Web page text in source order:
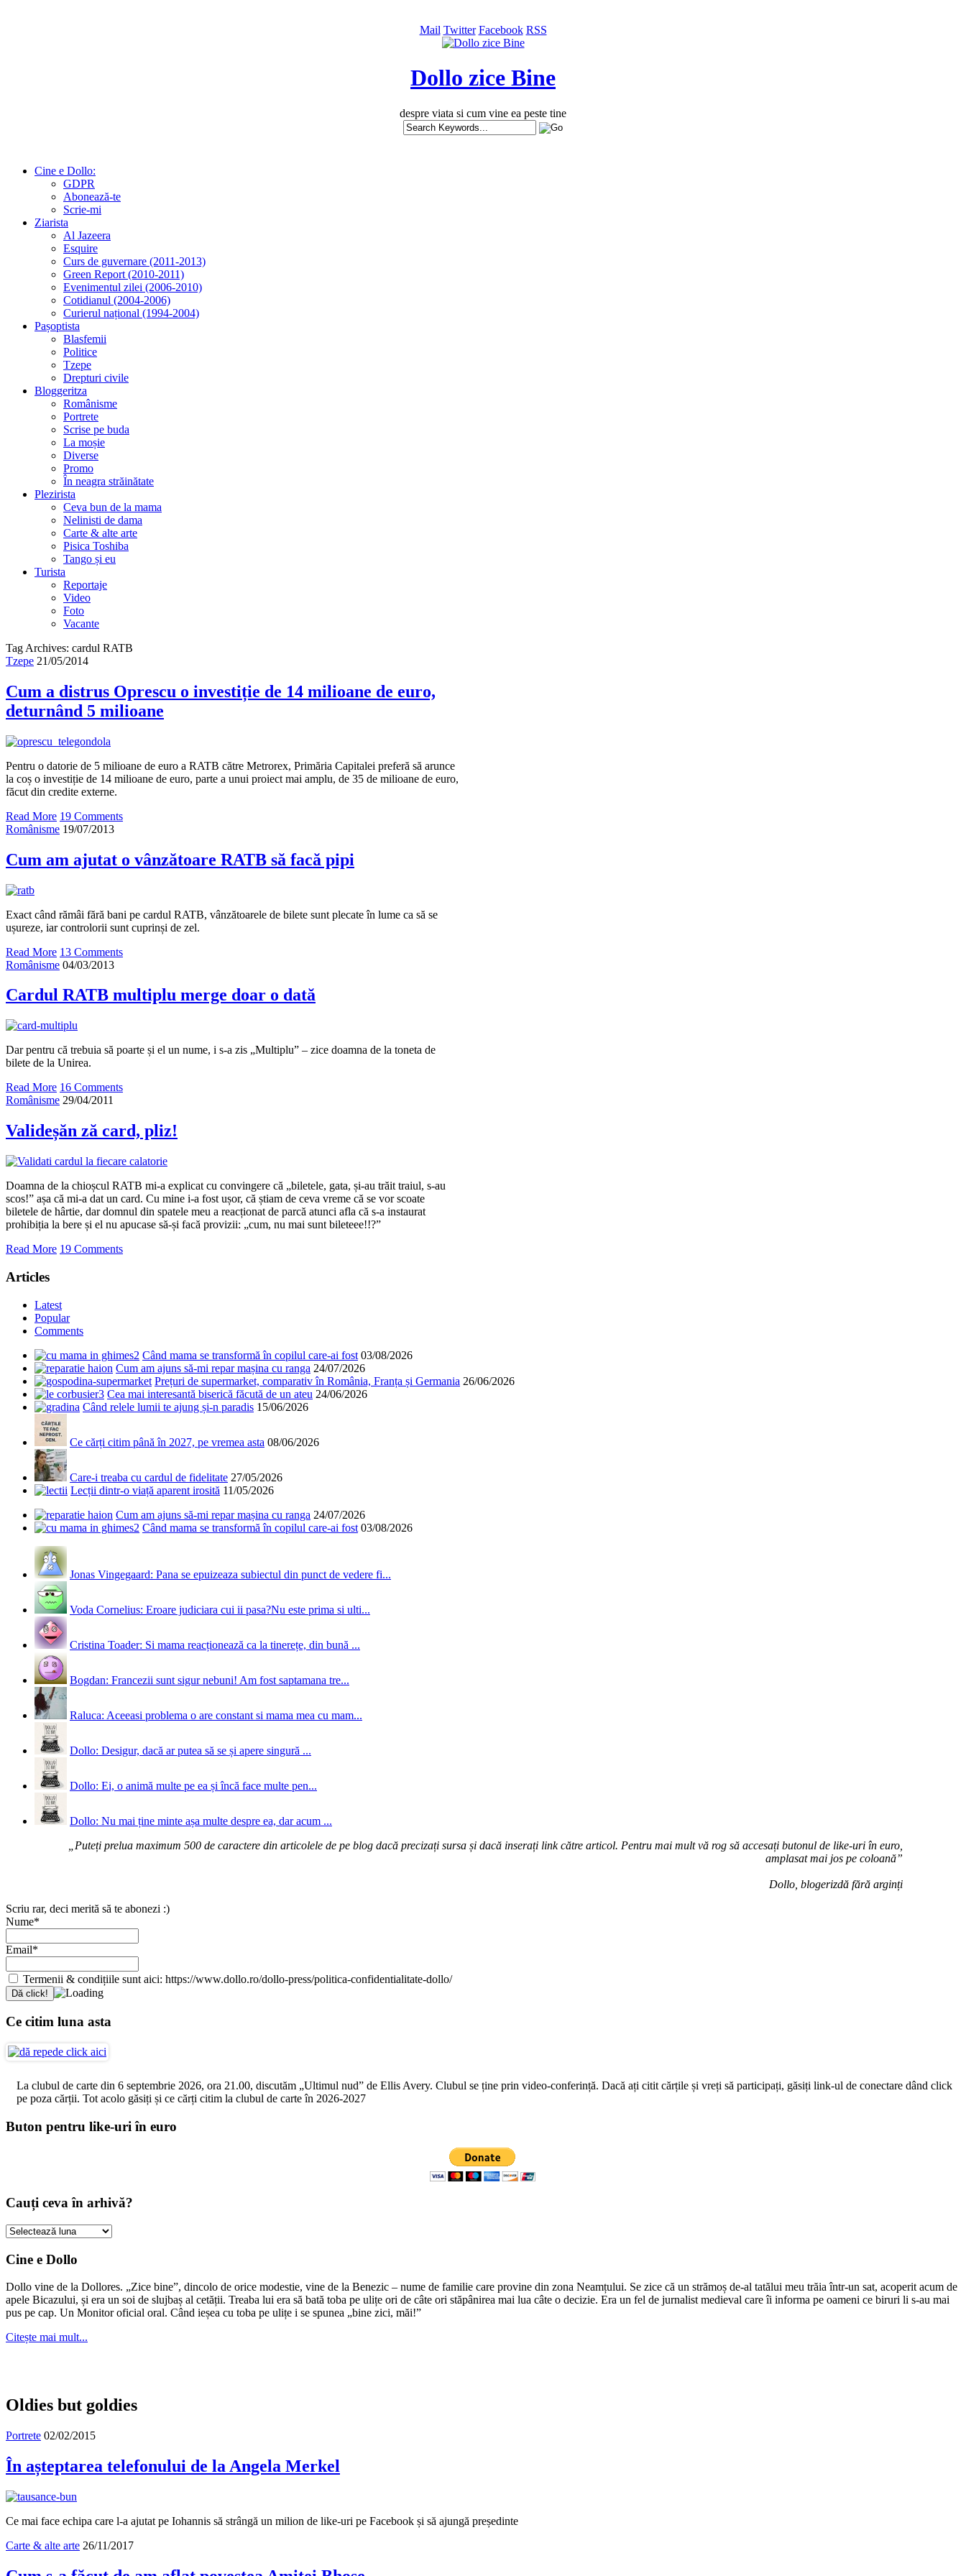
Mail Twitter Facebook RSS
Dollo zice Bine
despre viata si cum vine ea peste tine
Cine e Dollo:
GDPR
Abonează-te
Scrie-mi
Ziarista
Al Jazeera
Esquire
Curs de guvernare (2011-2013)
Green Report (2010-2011)
Evenimentul zilei (2006-2010)
Cotidianul (2004-2006)
Curierul național (1994-2004)
Pașoptista
Blasfemii
Politice
Tzepe
Drepturi civile
Bloggeritza
Românisme
Portrete
Scrise pe buda
La moșie
Diverse
Promo
În neagra străinătate
Plezirista
Ceva bun de la mama
Nelinisti de dama
Carte & alte arte
Pisica Toshiba
Tango și eu
Turista
Reportaje
Video
Foto
Vacante
Tag Archives: cardul RATB
Tzepe 21/05/2014
Cum a distrus Oprescu o investiție de 14 milioane de euro,
deturnând 5 milioane
Pentru o datorie de 5 milioane de euro a RATB către Metrorex, Primăria Capitalei preferă să arunce
la coș o investiție de 14 milioane de euro, parte a unui proiect mai amplu, de 35 de milioane de euro,
făcut din credite externe.
Read More 19 Comments
Românisme 19/07/2013
Cum am ajutat o vânzătoare RATB să facă pipi
Exact când rămâi fără bani pe cardul RATB, vânzătoarele de bilete sunt plecate în lume ca să se
ușureze, iar controlorii sunt cuprinși de zel.
Read More 13 Comments
Românisme 04/03/2013
Cardul RATB multiplu merge doar o dată
Dar pentru că trebuia să poarte și el un nume, i s-a zis „Multiplu” – zice doamna de la toneta de
bilete de la Unirea.
Read More 16 Comments
Românisme 29/04/2011
Valideșăn ză card, pliz!
Doamna de la chioșcul RATB mi-a explicat cu convingere că „biletele, gata, și-au trăit traiul, s-au
scos!” așa că mi-a dat un card. Cu mine i-a fost ușor, că știam de ceva vreme că se vor scoate
biletele de hârtie, dar domnul din spatele meu a reacționat de parcă atunci afla că s-a instaurat
prohibiția la bere și el nu apucase să-și facă provizii: „cum, nu mai sunt bileteee!!?”
Read More 19 Comments
Articles
Latest
Popular
Comments
Când mama se transformă în copilul care-ai fost 03/08/2026
Cum am ajuns să-mi repar mașina cu ranga 24/07/2026
Prețuri de supermarket, comparativ în România, Franța și Germania 26/06/2026
Cea mai interesantă biserică făcută de un ateu 24/06/2026
Când relele lumii te ajung și-n paradis 15/06/2026
Ce cărți citim până în 2027, pe vremea asta 08/06/2026
Care-i treaba cu cardul de fidelitate 27/05/2026
Lecții dintr-o viață aparent irosită 11/05/2026
Cum am ajuns să-mi repar mașina cu ranga 24/07/2026
Când mama se transformă în copilul care-ai fost 03/08/2026
Jonas Vingegaard: Pana se epuizeaza subiectul din punct de vedere fi...
Voda Cornelius: Eroare judiciara cui ii pasa?Nu este prima si ulti...
Cristina Toader: Si mama reacționează ca la tinerețe, din bună ...
Bogdan: Francezii sunt sigur nebuni! Am fost saptamana tre...
Raluca: Aceeasi problema o are constant si mama mea cu mam...
Dollo: Desigur, dacă ar putea să se și apere singură ...
Dollo: Ei, o animă multe pe ea și încă face multe pen...
Dollo: Nu mai ține minte așa multe despre ea, dar acum ...
„Puteți prelua maximum 500 de caractere din articolele de pe blog dacă precizați sursa și dacă inserați link către articol. Pentru mai mult vă rog să accesați butonul de like-uri în euro,
amplasat mai jos pe coloană”
Dollo, blogerizdă fără arginți
Scriu rar, deci merită să te abonezi :)
Nume*
Email*
Termenii & condițiile sunt aici: https://www.dollo.ro/dollo-press/politica-confidentialitate-dollo/
Ce citim luna asta
La clubul de carte din 6 septembrie 2026, ora 21.00, discutăm „Ultimul nud” de Ellis Avery. Clubul se ține prin video-conferință. Dacă ați citit cărțile și vreți să participați, găsiți link-ul de conectare dând click
pe poza cărții. Tot acolo găsiți și ce cărți citim la clubul de carte în 2026-2027
Buton pentru like-uri în euro
Cauți ceva în arhivă?
Cauți
în
Cine e Dollo
Dollo vine de la Dollores. „Zice bine”, dincolo de orice modestie, vine de la Benezic – nume de familie care provine din zona Neamțului. Se zice că un strămoș de-al tatălui meu trăia într-un sat, acoperit acum de
apele Bicazului, și era un soi de slujbaș al cetății. Treaba lui era să bată toba pe ulițe ori de câte ori stăpânirea mai lua câte o decizie. Era un fel de jurnalist medieval care îi informa pe oameni ce biruri li s-au mai
pus pe cap. Un Monitor oficial oral. Când ieșea cu toba pe ulițe i se spunea „bine zici, măi!”
Citește mai mult...
Oldies but goldies
Portrete 02/02/2015
În așteptarea telefonului de la Angela Merkel
Ce mai face echipa care l-a ajutat pe Iohannis să strângă un milion de like-uri pe Facebook și să ajungă președinte
Carte & alte arte 26/11/2017